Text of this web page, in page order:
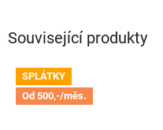
Související produkty
SPLÁTKY
Od 500,-/měs.